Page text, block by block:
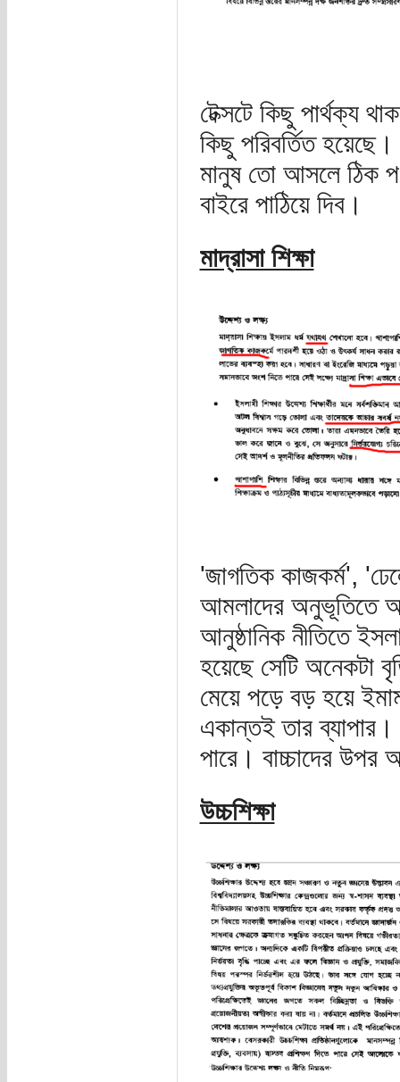
টেক্সটে কিছু পার্থক্য
কিছু পরিবর্তিত
মানুষ তো আসলে ঠিক
বাইরে পাঠিয়ে দিব।
মাদ্রাসা শিক্ষা
'জাগতিক কাজকর্ম',
আমলাদের অনুভূতিতে
আনুষ্ঠানিক নীতিতে
হয়েছে সেটি অনেকটা
মেয়ে পড়ে বড় হয়ে ইমাম
একান্তই তার
পারে। বাচ্চাদের উপর
উচ্চশিক্ষা